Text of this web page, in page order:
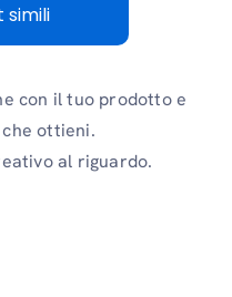
simili
con il tuo prodotto e
ottieni.
al riguardo.